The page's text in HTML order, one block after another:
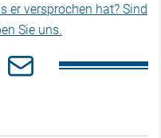
er versprochen hat? Sind
Sie uns.